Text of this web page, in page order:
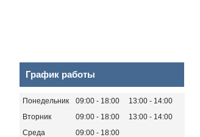
График работы
Понедельник 09:00 18:00 13:00
14:00
Вторник
09:00 18:00 13:00
14:00
Среда
09:00
18:00